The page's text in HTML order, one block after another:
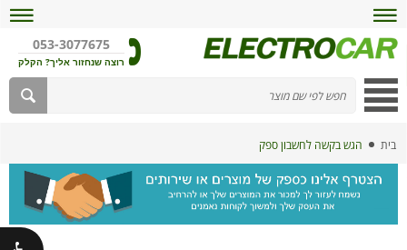
053-3077675
רוצה שנחזור אליך? הקלק
בית הגש בקשה לחשבון ספק